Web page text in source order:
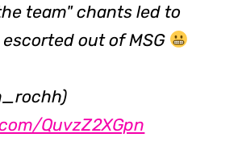
team" chants led to
out of MSG
QuvzZ2XGpn